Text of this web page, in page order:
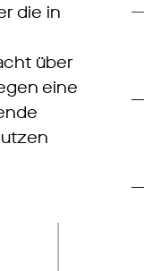
die in
über
eine